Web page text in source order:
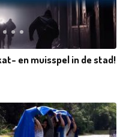
en muisspel in de stad!